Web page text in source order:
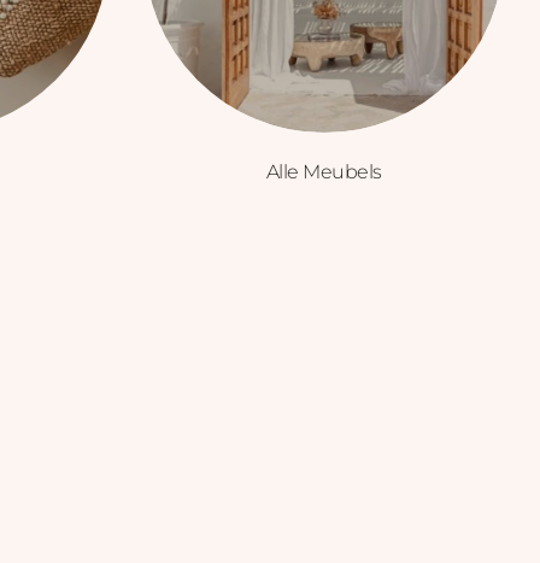
Alle Meubels